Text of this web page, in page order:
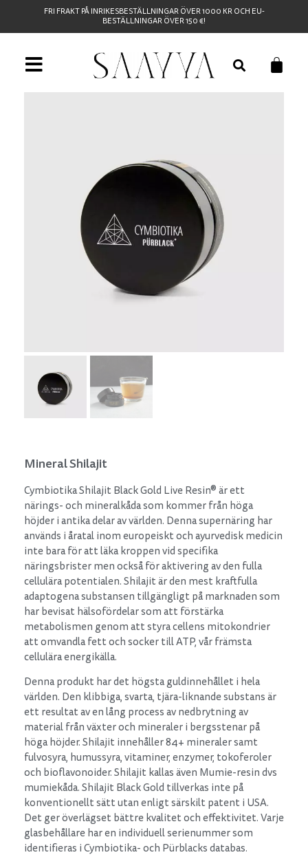
FRI FRAKT PÅ INRIKESBESTÄLLNINGAR ÖVER 1000 KR OCH EU-
BESTÄLLNINGAR ÖVER 150 €!
Mineral Shilajit
Cymbiotika Shilajit Black Gold Live Resin® är ett
närings- och mineralkåda som kommer från höga
höjder i antika delar av världen. Denna supernäring har
används i åratal inom europeiskt och ayurvedisk medicin
inte bara för att läka kroppen vid specifika
näringsbrister men också för aktivering av den fulla
cellulära potentialen. Shilajit är den mest kraftfulla
adaptogena substansen tillgängligt på marknaden som
har bevisat hälsofördelar som att förstärka
metabolismen genom att styra cellens mitokondrier
att omvandla fett och socker till ATP, vår främsta
cellulära energikälla.
Denna produkt har det högsta guldinnehållet i hela
världen. Den klibbiga, svarta, tjära-liknande substans är
ett resultat av en lång process av nedbrytning av
material från växter och mineraler i bergsstenar på
höga höjder. Shilajit innehåller 84+ mineraler samt
fulvosyra, humussyra, vitaminer, enzymer, tokoferoler
och bioflavonoider. Shilajit kallas även Mumie-resin dvs
mumiekåda. Shilajit Black Gold tillverkas inte på
konventionellt sätt utan enligt särskilt patent i USA.
Det ger överlägset bättre kvalitet och effektivitet. Varje
glasbehållare har en individuell serienummer som
identifieras i Cymbiotika- och Pürblacks databas.